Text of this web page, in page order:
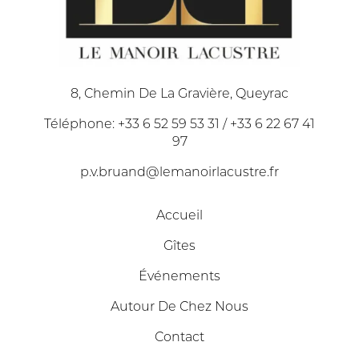
8, Chemin De La Gravière, Queyrac
Téléphone: +33 6 52 59 53 31 / +33 6 22 67 41
97
p.v.bruand@lemanoirlacustre.fr
Accueil
Gîtes
Événements
Autour De Chez Nous
Contact